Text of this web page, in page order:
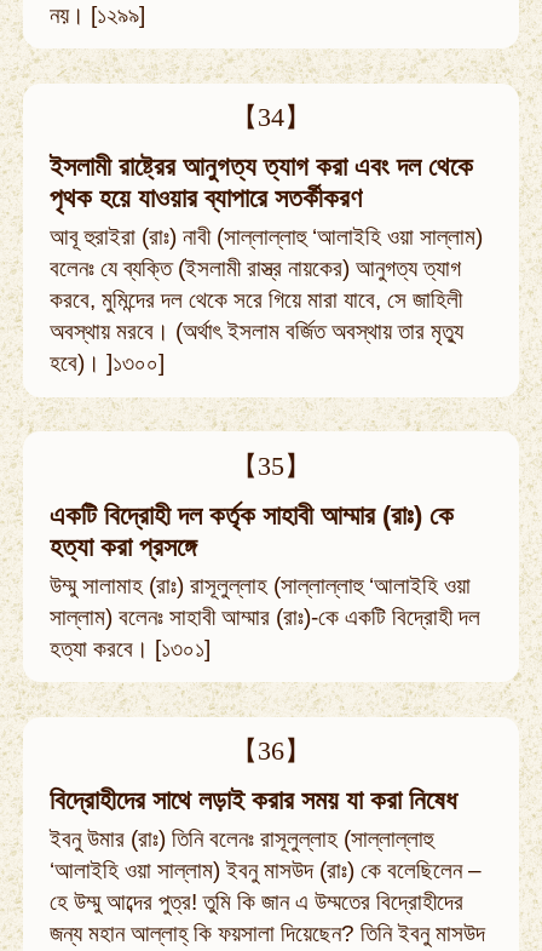
নয়। [১২৯৯]
【34】
ইসলামী রাষ্ট্রের আনুগত্য ত্যাগ করা এবং দল থেকে
পৃথক হয়ে যাওয়ার ব্যাপারে সতর্কীকরণ
আবূ হুরাইরা (রাঃ) নাবী (সাল্লাল্লাহু ‘আলাইহি ওয়া সাল্লাম)
বলেনঃ যে ব্যক্তি (ইসলামী রাস্ত্র নায়কের) আনুগত্য ত্যাগ
করবে, মুমিন্দের দল থেকে সরে গিয়ে মারা যাবে, সে জাহিলী
অবস্থায় মরবে। (অর্থাৎ ইসলাম বর্জিত অবস্থায় তার মৃত্যু
হবে)। ]১৩০০]
【35】
একটি বিদ্রোহী দল কর্তৃক সাহাবী আম্মার (রাঃ) কে
হত্যা করা প্রসঙ্গে
উম্মু সালামাহ (রাঃ) রাসূলুল্লাহ (সাল্লাল্লাহু ‘আলাইহি ওয়া
সাল্লাম) বলেনঃ সাহাবী আম্মার (রাঃ)-কে একটি বিদ্রোহী দল
হত্যা করবে। [১৩০১]
【36】
বিদ্রোহীদের সাথে লড়াই করার সময় যা করা নিষেধ
ইবনু উমার (রাঃ) তিনি বলেনঃ রাসূলুল্লাহ (সাল্লাল্লাহু
‘আলাইহি ওয়া সাল্লাম) ইবনু মাসউদ (রাঃ) কে বলেছিলেন –
হে উম্মু আব্দের পুত্র! তুমি কি জান এ উম্মতের বিদ্রোহীদের
জন্য মহান আল্লাহ্‌ কি ফয়সালা দিয়েছেন? তিনি ইবনু মাসউদ